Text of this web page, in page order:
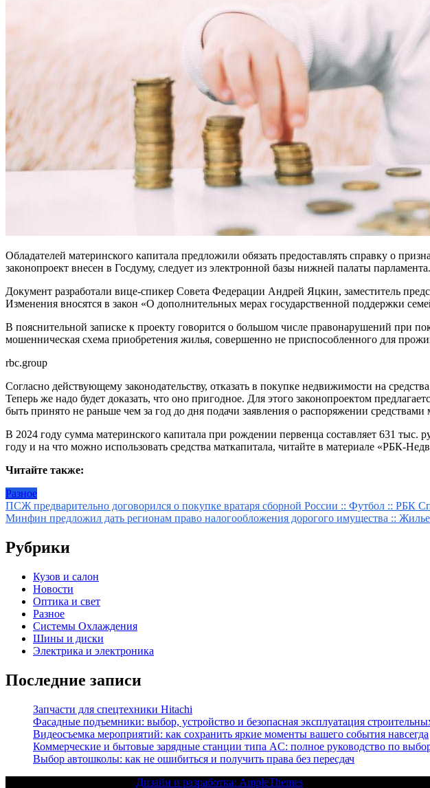
Обладателей материнского капитала предложили обязать предоставлять справку о
законопроект внесен в Госдуму, следует из электронной базы нижней палаты парламента.
Документ разработали вице-спикер Совета Федерации Андрей Яцкин, заместитель
Изменения вносятся в закон «О дополнительных мерах государственной поддержки
В пояснительной записке к проекту говорится о большом числе правонарушений при
мошенническая схема приобретения жилья, совершенно не приспособленного для
rbc.group
Согласно действующему законодательству, отказать в покупке недвижимости на
Теперь же надо будет доказать, что оно пригодное. Для этого законопроектом
быть принято не раньше чем за год до дня подачи заявления о распоряжении средствами
В 2024 году сумма материнского капитала при рождении первенца составляет 631
году и на что можно использовать средства маткапитала, читайте в материале «РБК-
Читайте также:
Разное
Навигация
по
записям
ПСЖ предварительно договорился о покупке вратаря сборной России :: Футбол :: РБК
Минфин предложил дать регионам право налогообложения дорогого имущества ::
Рубрики
Кузов и салон
Новости
Оптика и свет
Разное
Системы Охлаждения
Шины и диски
Электрика и электроника
Последние записи
Запчасти для спецтехники Hitachi
Фасадные подъемники: выбор, устройство и безопасная эксплуатация
Видеосъемка мероприятий: как сохранить яркие моменты вашего события навсегда
Коммерческие и бытовые зарядные станции типа AC: полное руководство по
Выбор автошколы: как не ошибиться и получить права без пересдач
Дизайн и разработка: AmpleThemes